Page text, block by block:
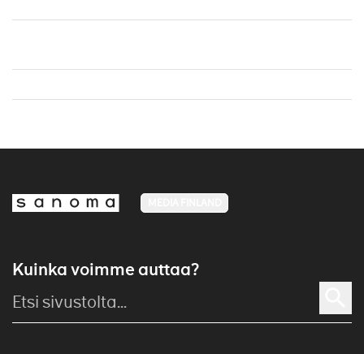
Kuinka voimme auttaa?